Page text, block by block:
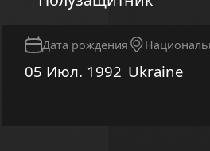
Дата рождения
05 Июл. 1992 Ukraine